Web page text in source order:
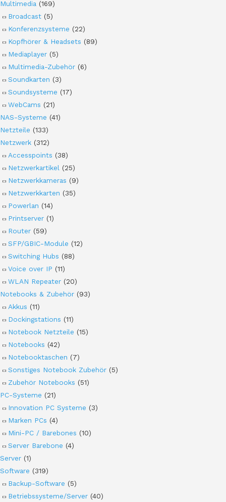
Multimedia (169)
Broadcast (5)
Konferenzsysteme (22)
Kopfhörer & Headsets (89)
Mediaplayer (5)
Multimedia-Zubehör (6)
Soundkarten (3)
Soundsysteme (17)
WebCams (21)
NAS-Systeme (41)
Netzteile (133)
Netzwerk (312)
Accesspoints (38)
Netzwerkartikel (25)
Netzwerkkameras (9)
Netzwerkkarten (35)
Powerlan (14)
Printserver (1)
Router (59)
SFP/GBIC-Module (12)
Switching Hubs (88)
Voice over IP (11)
WLAN Repeater (20)
Notebooks & Zubehör (93)
Akkus (11)
Dockingstations (11)
Notebook Netzteile (15)
Notebooks (42)
Notebooktaschen (7)
Sonstiges Notebook Zubehör (5)
Zubehör Notebooks (51)
PC-Systeme (21)
Innovation PC Systeme (3)
Marken PCs (4)
Mini-PC / Barebones (10)
Server Barebone (4)
Server (1)
Software (319)
Backup-Software (5)
Betriebssysteme/Server (40)